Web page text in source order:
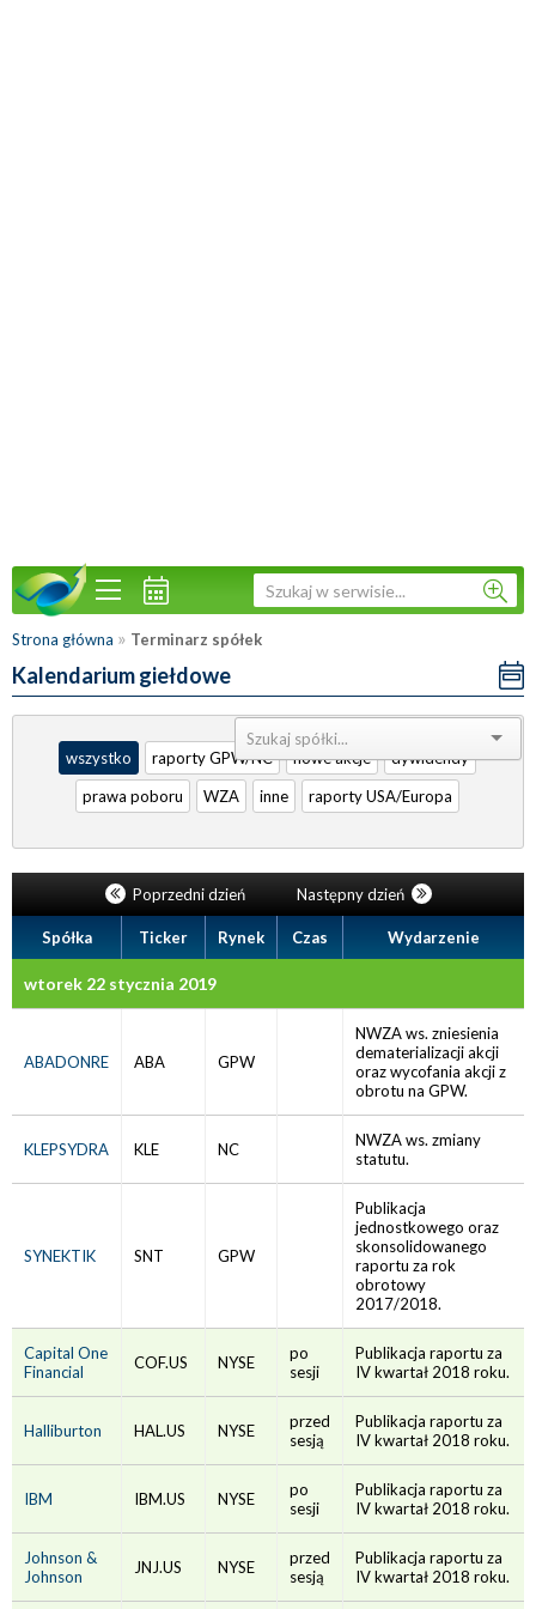
Strona główna » Terminarz spółek
Kalendarium giełdowe
Sortuj:
wszystko
raporty GPW/NC nowe akcje
dywidendy
prawa poboru
WZA inne raporty USA/Europa
Poprzedni dzień Następny dzień
Spółka Ticker Rynek Czas Wydarzenie
wtorek 22 stycznia 2019
ABADONRE ABA GPW
NWZA ws. zniesienia
dematerializacji akcji
oraz wycofania akcji z
obrotu na GPW.
KLEPSYDRA KLE NC
NWZA ws. zmiany
statutu.
SYNEKTIK SNT GPW
Publikacja
jednostkowego oraz
skonsolidowanego
raportu za rok
obrotowy
2017/2018.
Capital One
Financial
COF.US NYSE
po
sesji
Publikacja raportu za
IV kwartał 2018 roku.
Halliburton HAL.US NYSE
przed
sesją
Publikacja raportu za
IV kwartał 2018 roku.
IBM IBM.US NYSE
po
sesji
Publikacja raportu za
IV kwartał 2018 roku.
Johnson &
Johnson
JNJ.US NYSE
przed
sesją
Publikacja raportu za
IV kwartał 2018 roku.